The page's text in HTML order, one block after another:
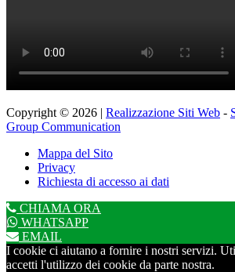
Copyright © 2026 | Realizzazione Siti Web -
Group Communication
Mappa del Sito
Privacy
Richiesta di accesso ai dati
CHIAMA ORA
WHATSAPP
EMAIL
I cookie ci aiutano a fornire i nostri servizi.
accetti l'utilizzo dei cookie da parte nostra.